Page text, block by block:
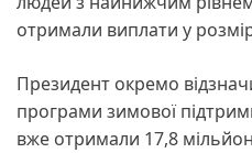
отримали виплати у
Президент окремо
програми зимової
вже отримали 17,8